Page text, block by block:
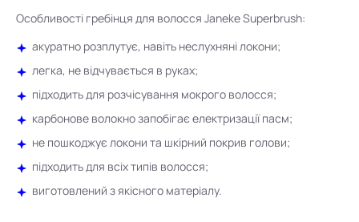
Особливості гребінця для волосся Janeke Superbrush:
акуратно розплутує, навіть неслухняні локони;
легка, не відчувається в руках;
підходить для розчісування мокрого волосся;
карбонове волокно запобігає електризації пасм;
не пошкоджує локони та шкірний покрив голови;
підходить для всіх типів волосся;
виготовлений ​​з якісного матеріалу.